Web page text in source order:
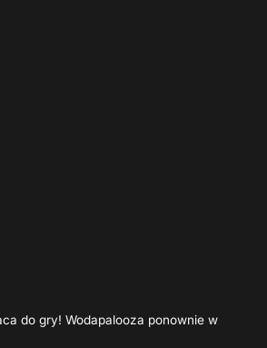
do gry! Wodapalooza ponownie w